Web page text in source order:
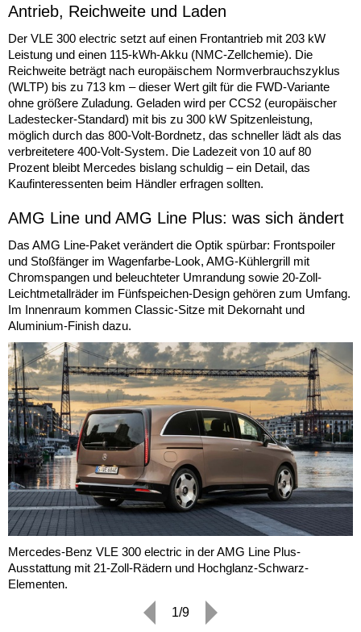
Antrieb, Reichweite und Laden
Der VLE 300 electric setzt auf einen Frontantrieb mit 203 kW
Leistung und einen 115-kWh-Akku (NMC-Zellchemie). Die
Reichweite beträgt nach europäischem Normverbrauchszyklus
(WLTP) bis zu 713 km – dieser Wert gilt für die FWD-Variante
ohne größere Zuladung. Geladen wird per CCS2 (europäischer
Ladestecker-Standard) mit bis zu 300 kW Spitzenleistung,
möglich durch das 800-Volt-Bordnetz, das schneller lädt als das
verbreitetere 400-Volt-System. Die Ladezeit von 10 auf 80
Prozent bleibt Mercedes bislang schuldig – ein Detail, das
Kaufinteressenten beim Händler erfragen sollten.
AMG Line und AMG Line Plus: was sich ändert
Das AMG Line-Paket verändert die Optik spürbar: Frontspoiler
und Stoßfänger im Wagenfarbe-Look, AMG-Kühlergrill mit
Chromspangen und beleuchteter Umrandung sowie 20-Zoll-
Leichtmetallräder im Fünfspeichen-Design gehören zum Umfang.
Im Innenraum kommen Classic-Sitze mit Dekornaht und
Aluminium-Finish dazu.
Mercedes-Benz VLE 300 electric in der AMG Line Plus-
Ausstattung mit 21-Zoll-Rädern und Hochglanz-Schwarz-
Elementen.
1/9